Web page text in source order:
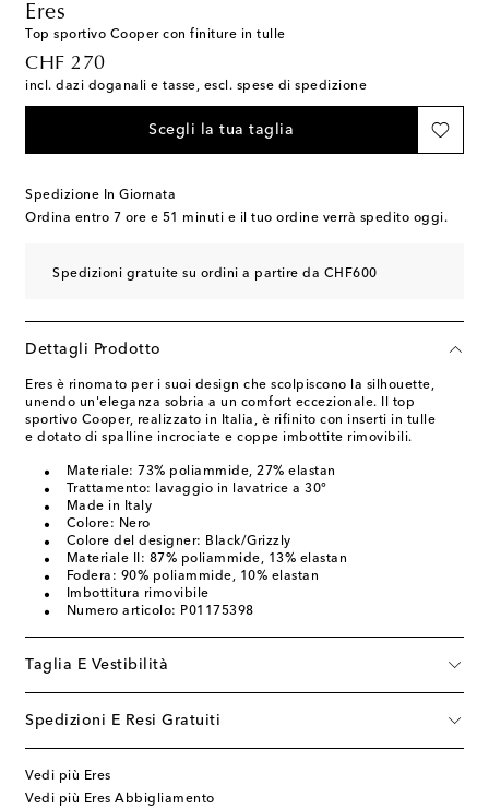
Eres
Top sportivo Cooper con finiture in tulle
CHF 270
original price
incl. dazi doganali e tasse, escl. spese di spedizione
Scegli la tua taglia
Spedizione In Giornata
Ordina entro 7 ore e 51 minuti e il tuo ordine verrà spedito oggi.
Spedizioni gratuite su ordini a partire da CHF600
Dettagli Prodotto
Eres è rinomato per i suoi design che scolpiscono la silhouette,
unendo un'eleganza sobria a un comfort eccezionale. Il top
sportivo Cooper, realizzato in Italia, è rifinito con inserti in tulle
e dotato di spalline incrociate e coppe imbottite rimovibili.
Materiale: 73% poliammide, 27% elastan
Trattamento: lavaggio in lavatrice a 30°
Made in Italy
Colore: Nero
Colore del designer: Black/Grizzly
Materiale II: 87% poliammide, 13% elastan
Fodera: 90% poliammide, 10% elastan
Imbottitura rimovibile
Numero articolo: P01175398
Taglia E Vestibilità
Spedizioni E Resi Gratuiti
Vedi più Eres
Vedi più Eres Abbigliamento